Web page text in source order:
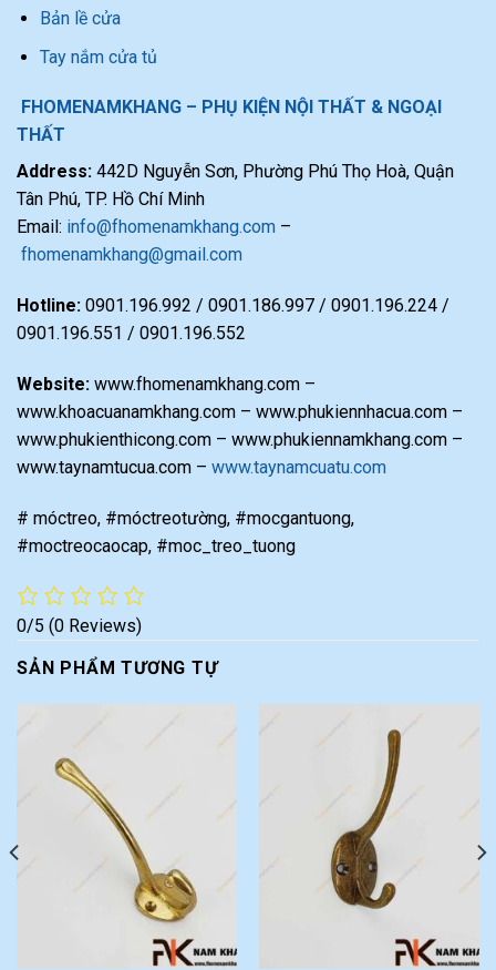
Bản lề cửa
Tay nắm cửa tủ
FHOMENAMKHANG – PHỤ KIỆN NỘI THẤT & NGOẠI
THẤT
Address: 442D Nguyễn Sơn, Phường Phú Thọ Hoà, Quận
Tân Phú, TP. Hồ Chí Minh
Email: info@fhomenamkhang.com –
fhomenamkhang@gmail.com
Hotline: 0901.196.992 / 0901.186.997 / 0901.196.224 /
0901.196.551 / 0901.196.552
Website: www.fhomenamkhang.com –
www.khoacuanamkhang.com – www.phukiennhacua.com –
www.phukienthicong.com – www.phukiennamkhang.com –
www.taynamtucua.com – www.taynamcuatu.com
# móctreo, #móctreotường, #mocgantuong,
#moctreocaocap, #moc_treo_tuong
0/5 (0 Reviews)
SẢN PHẨM TƯƠNG TỰ